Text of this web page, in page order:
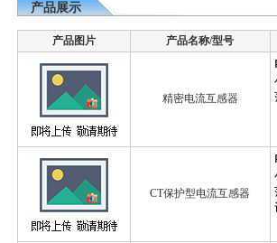
产品展示
产品图片 产品名称/型号
精密电流互感器
CT保护型电流互感器